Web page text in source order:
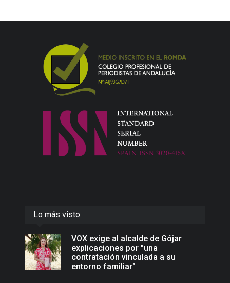
Lo más visto
VOX exige al alcalde de Gójar
explicaciones por "una
contratación vinculada a su
entorno familiar"